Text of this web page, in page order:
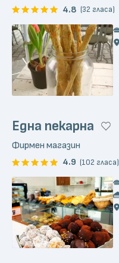
4.8 (32 гласа)
Една пекарна
Фирмен магазин
4.9 (102 гласа)